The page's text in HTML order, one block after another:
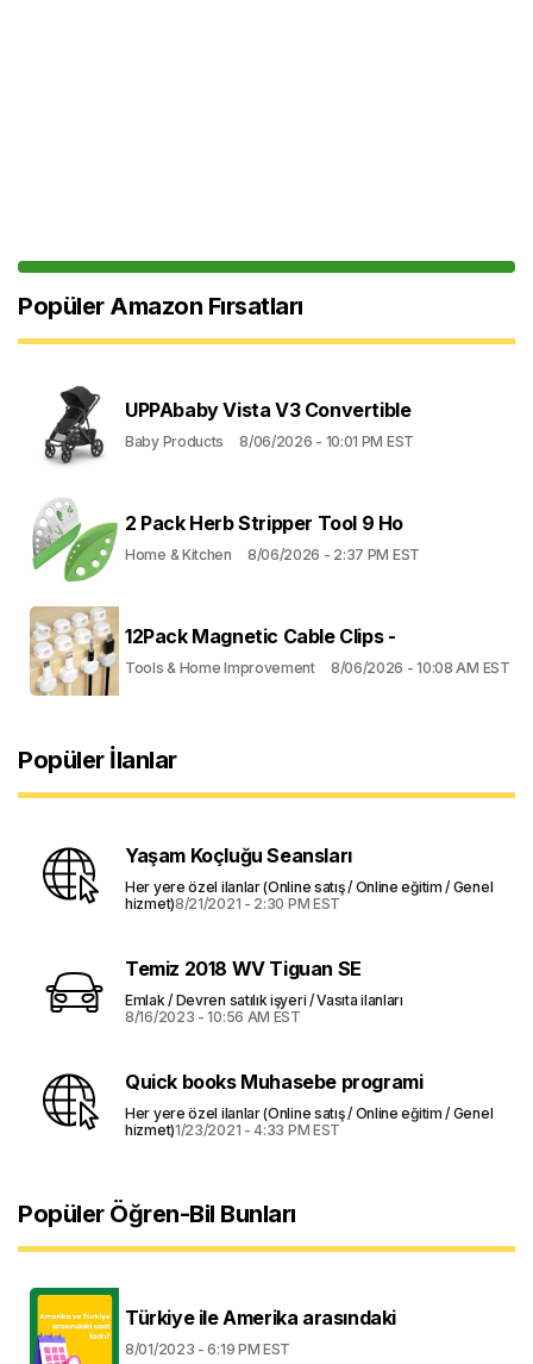
Popüler Amazon Fırsatları
UPPAbaby Vista V3 Convertible
Baby Products 8/06/2026 - 10:01 PM EST
2 Pack Herb Stripper Tool 9 Ho
Home & Kitchen 8/06/2026 - 2:37 PM EST
12Pack Magnetic Cable Clips -
Tools & Home Improvement 8/06/2026 - 10:08 AM EST
Popüler İlanlar
Yaşam Koçluğu Seansları
Her yere özel ilanlar (Online satış / Online eğitim / Genel
hizmet)8/21/2021 - 2:30 PM EST
Temiz 2018 WV Tiguan SE
Emlak / Devren satılık işyeri / Vasıta ilanları
8/16/2023 - 10:56 AM EST
Quick books Muhasebe programi
Her yere özel ilanlar (Online satış / Online eğitim / Genel
hizmet)1/23/2021 - 4:33 PM EST
Popüler Öğren-Bil Bunları
Türkiye ile Amerika arasındaki
8/01/2023 - 6:19 PM EST